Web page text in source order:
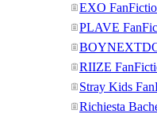
EXO
PLAVE
RIIZE
Stray Kids
Richiesta